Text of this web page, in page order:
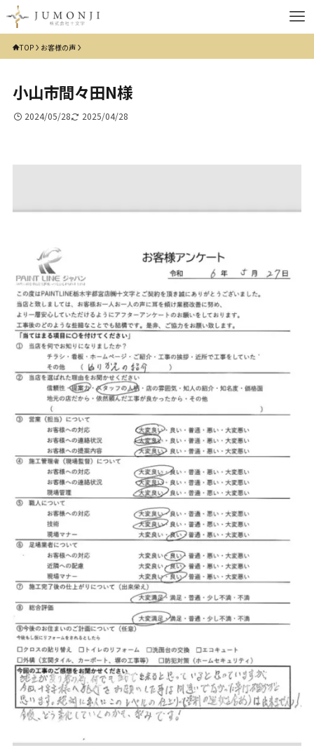
TOP お客様の声
小山市間々田N様
2024/05/28 2025/04/28